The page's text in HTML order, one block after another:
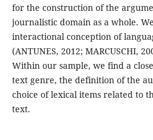
for the construction of the
journalistic domain as a whole.
interactional conception of
(ANTUNES, 2012; MARCUSCHI,
Within our sample, we find a
text genre, the definition of the
choice of lexical items related to
text.